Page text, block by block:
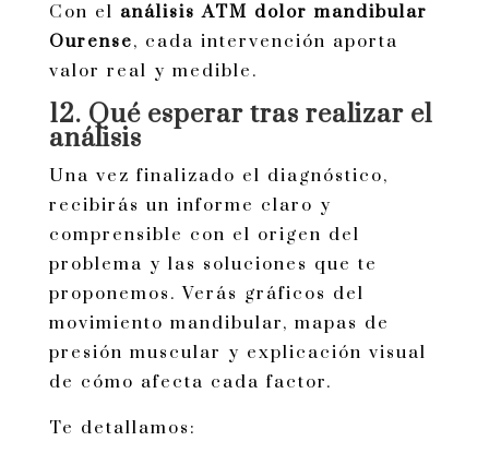
Con el análisis ATM dolor mandibular
Ourense, cada intervención aporta
valor real y medible.
12. Qué esperar tras realizar el
análisis
Una vez finalizado el diagnóstico,
recibirás un informe claro y
comprensible con el origen del
problema y las soluciones que te
proponemos. Verás gráficos del
movimiento mandibular, mapas de
presión muscular y explicación visual
de cómo afecta cada factor.
Te detallamos: